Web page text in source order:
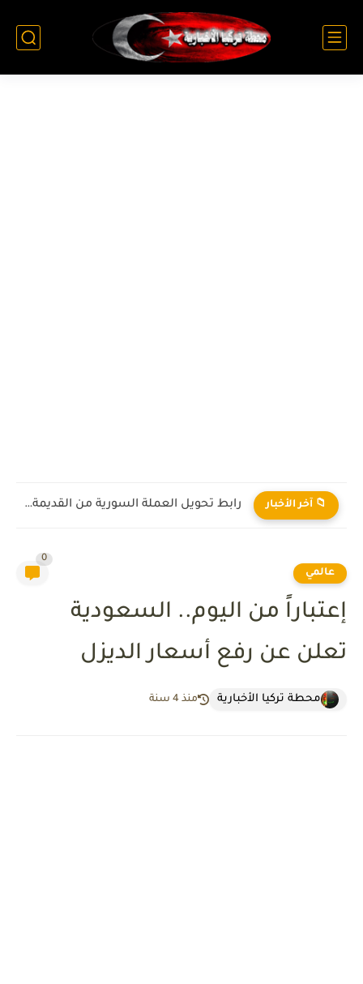
📁 آخر الأخبار رابط تحويل العملة السورية من القديمة إلى الجديدة 2026
عالمي
0
إعتباراً من اليوم.. السعودية
تعلن عن رفع أسعار الديزل
محطة تركيا الأخبارية منذ 4 سنة